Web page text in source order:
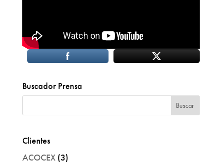
Buscador Prensa
Clientes
ACOCEX(3)